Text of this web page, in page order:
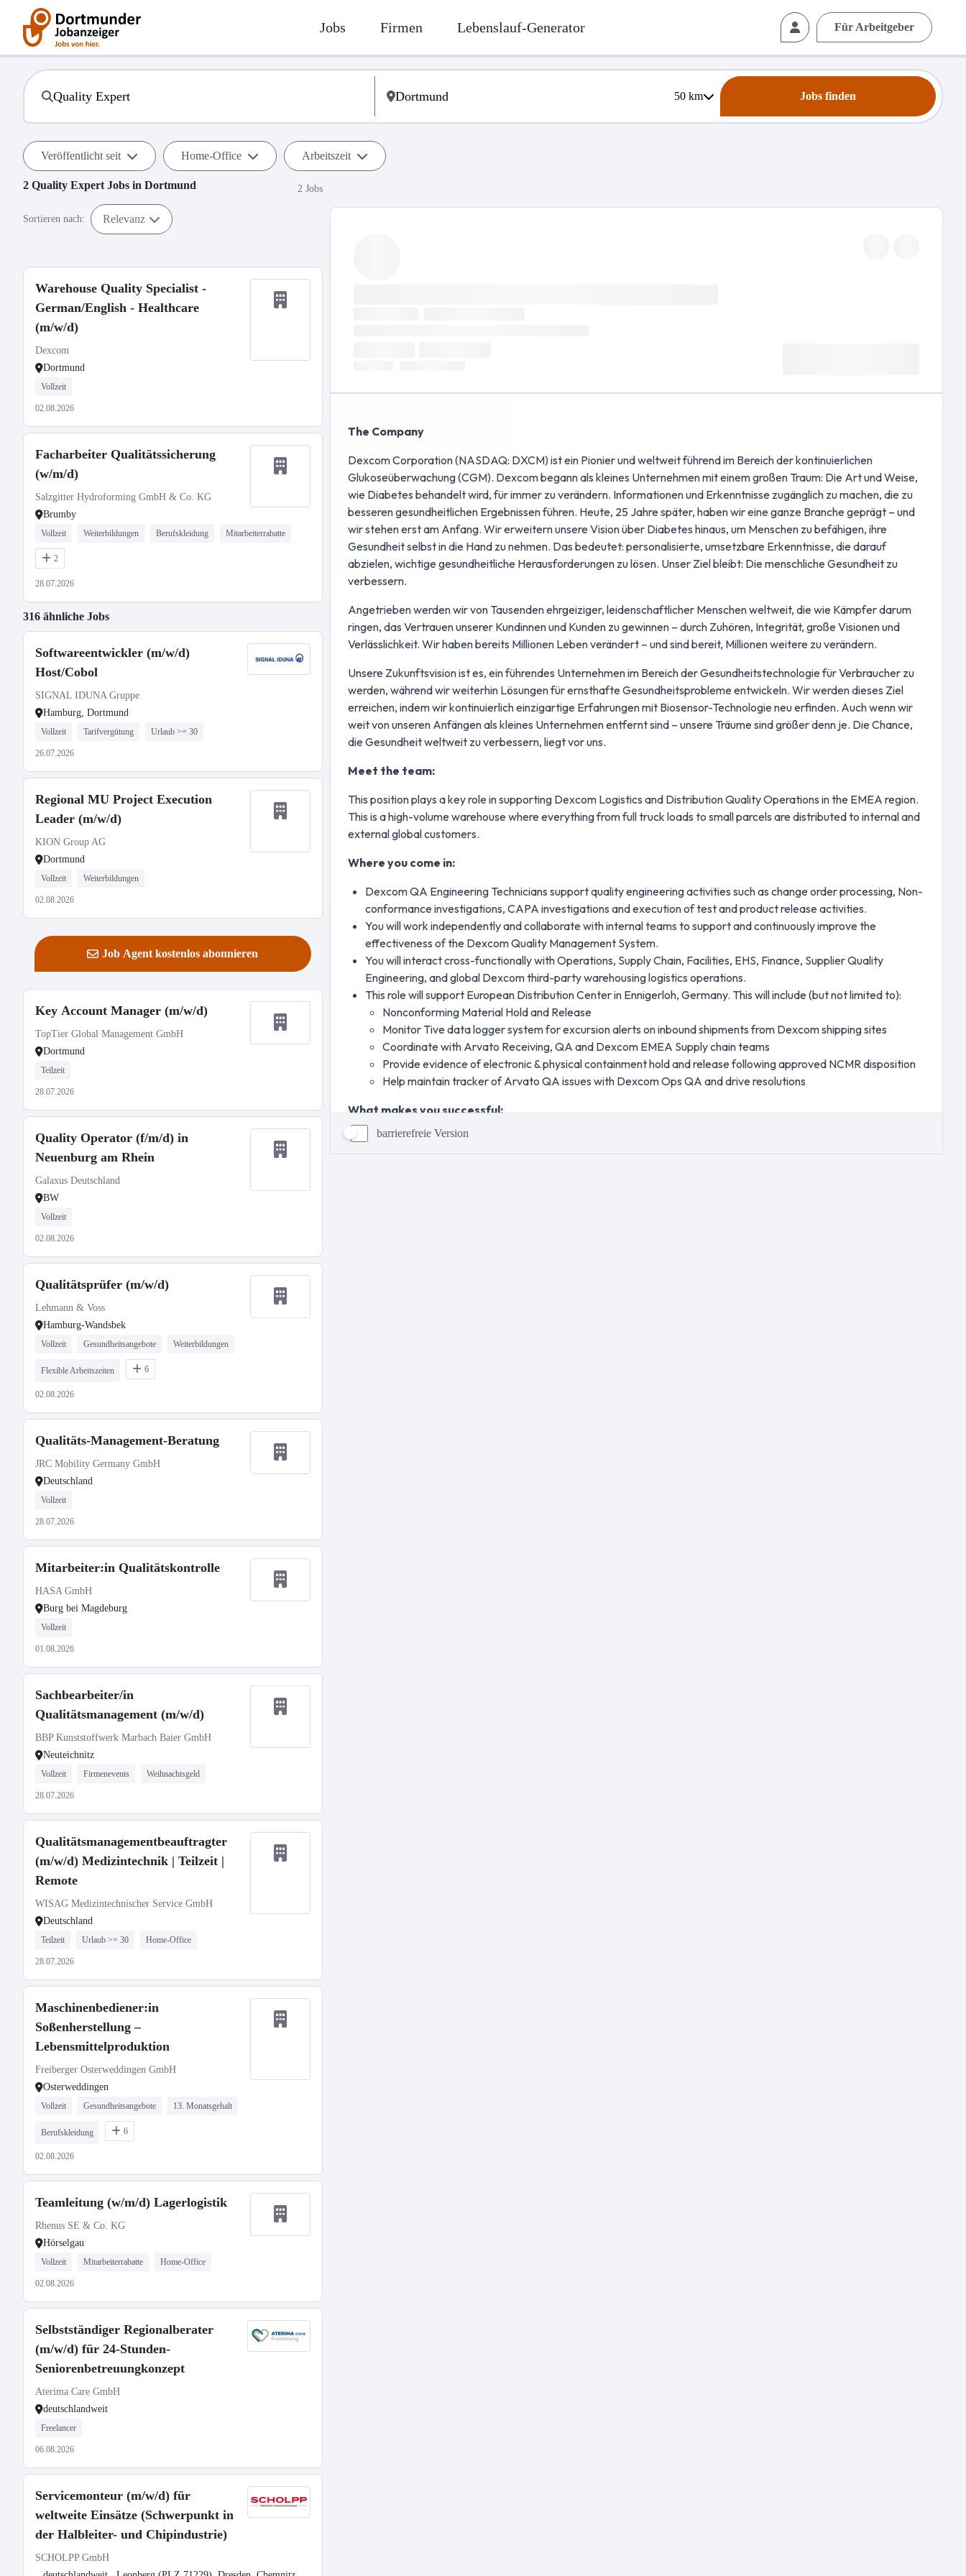
Jobs Firmen Lebenslauf-Generator Für Arbeitgeber
50km Jobs finden
Veröffentlicht seit Home-Office Arbeitszeit
2 Quality Expert Jobs in Dortmund 2 Jobs
Sortieren nach: Relevanz
Warehouse Quality Specialist -
German/English - Healthcare
(m/w/d)
Dexcom
Dortmund
Vollzeit
02.08.2026
Facharbeiter Qualitätssicherung
(w/m/d)
Salzgitter Hydroforming GmbH & Co. KG
Brumby
Vollzeit Weiterbildungen Berufskleidung Mitarbeiterrabatte
2
28.07.2026
316 ähnliche Jobs
Softwareentwickler (m/w/d)
Host/Cobol
SIGNAL IDUNA Gruppe
Hamburg, Dortmund
Vollzeit Tarifvergütung Urlaub >= 30
26.07.2026
Regional MU Project Execution
Leader (m/w/d)
KION Group AG
Dortmund
Vollzeit Weiterbildungen
02.08.2026
Job Agent kostenlos abonnieren
Key Account Manager (m/w/d)
TopTier Global Management GmbH
Dortmund
Teilzeit
28.07.2026
Quality Operator (f/m/d) in
Neuenburg am Rhein
Galaxus Deutschland
BW
Vollzeit
02.08.2026
Qualitätsprüfer (m/w/d)
Lehmann & Voss
Hamburg-Wandsbek
Vollzeit Gesundheitsangebote Weiterbildungen
Flexible Arbeitszeiten 6
02.08.2026
Qualitäts-Management-Beratung
JRC Mobility Germany GmbH
Deutschland
Vollzeit
28.07.2026
Mitarbeiter:in Qualitätskontrolle
HASA GmbH
Burg bei Magdeburg
Vollzeit
01.08.2026
Sachbearbeiter/in
Qualitätsmanagement (m/w/d)
BBP Kunststoffwerk Marbach Baier GmbH
Neuteichnitz
Vollzeit Firmenevents Weihnachtsgeld
28.07.2026
Qualitätsmanagementbeauftragter
(m/w/d) Medizintechnik | Teilzeit |
Remote
WISAG Medizintechnischer Service GmbH
Deutschland
Teilzeit Urlaub >= 30 Home-Office
28.07.2026
Maschinenbediener:in
Soßenherstellung –
Lebensmittelproduktion
Freiberger Osterweddingen GmbH
Osterweddingen
Vollzeit Gesundheitsangebote 13. Monatsgehalt
Berufskleidung 6
02.08.2026
Teamleitung (w/m/d) Lagerlogistik
Rhenus SE & Co. KG
Hörselgau
Vollzeit Mitarbeiterrabatte Home-Office
02.08.2026
Selbstständiger Regionalberater
(m/w/d) für 24-Stunden-
Seniorenbetreuungkonzept
Aterima Care GmbH
deutschlandweit
Freelancer
06.08.2026
Servicemonteur (m/w/d) für
weltweite Einsätze (Schwerpunkt in
der Halbleiter- und Chipindustrie)
SCHOLPP GmbH
barrierefreie Version